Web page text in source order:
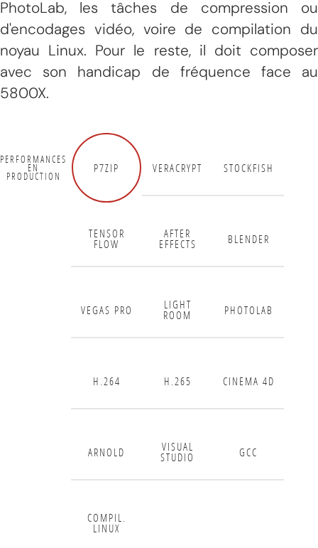
PhotoLab, les tâches de compression ou
d'encodages vidéo, voire de compilation du
noyau Linux. Pour le reste, il doit composer
avec son handicap de fréquence face au
5800X.